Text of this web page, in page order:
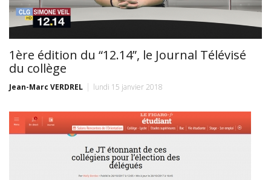
1ère édition du “12.14”, le Journal Télévisé
du collège
Jean-Marc VERDREL lundi 15 janvier 2018